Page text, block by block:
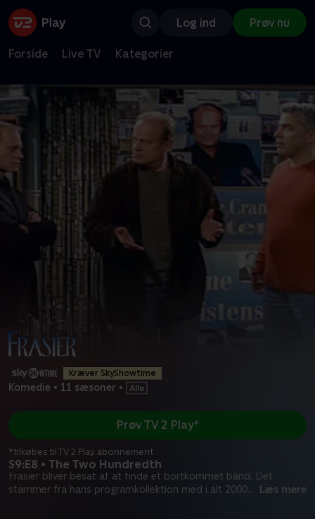
Log ind Prøv nu
Forside Live TV Kategorier
Kræver SkyShowtime
Komedie • 11 sæsoner •
S9:E8 • The Two Hundredth
Frasier bliver besat af at finde et bortkommet bånd. Det
stammer fra hans programkollektion med i alt 2000... Læs mere
Prøv TV 2 Play*
*tilkøbes til TV 2 Play abonnement